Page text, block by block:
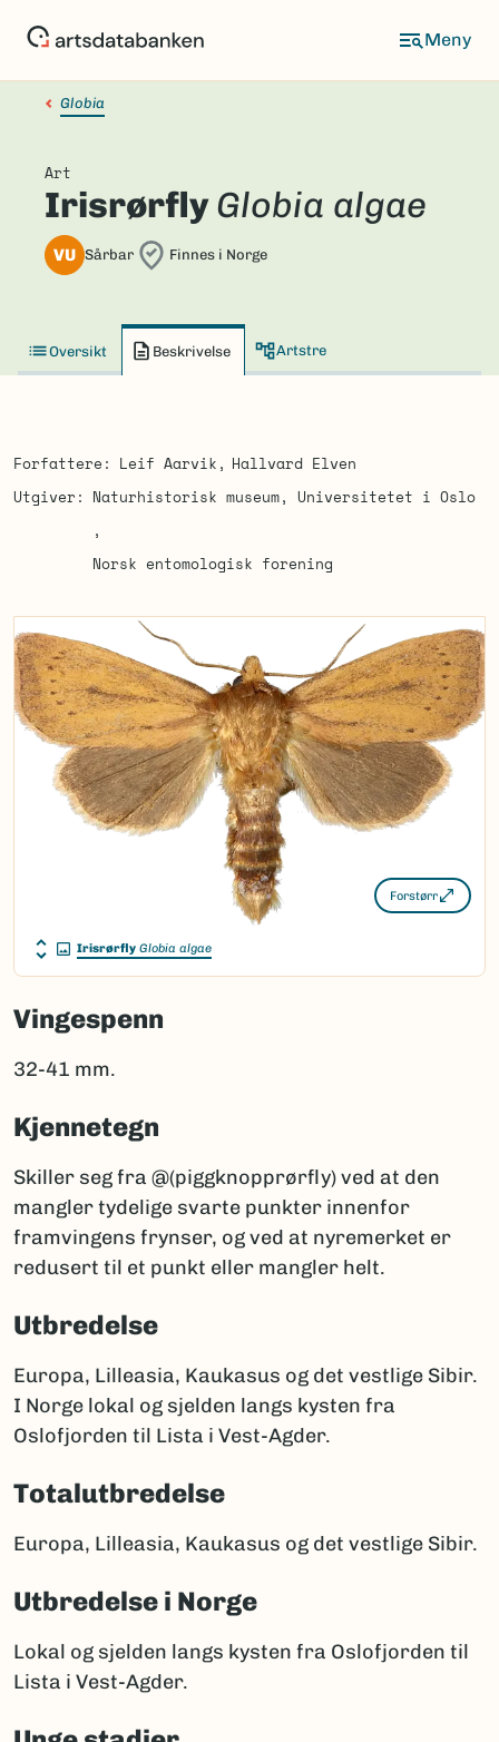
Globia
Art
IrisrørflyGlobia algae
VU Sårbar Finnes i Norge
Oversikt Beskrivelse Artstre
Forfattere Leif Aarvik
Hallvard Elven
Utgiver
Naturhistorisk museum, Universitetet i Oslo
Norsk entomologisk forening
Forstørr
Irisrørfly Globia algae
Vingespenn
32-41 mm.
Kjennetegn
Skiller seg fra @(piggknopprørfly) ved at den
mangler tydelige svarte punkter innenfor
framvingens frynser, og ved at nyremerket er
redusert til et punkt eller mangler helt.
Utbredelse
Europa, Lilleasia, Kaukasus og det vestlige Sibir.
I Norge lokal og sjelden langs kysten fra
Oslofjorden til Lista i Vest-Agder.
Totalutbredelse
Europa, Lilleasia, Kaukasus og det vestlige Sibir.
Utbredelse i Norge
Lokal og sjelden langs kysten fra Oslofjorden til
Lista i Vest-Agder.